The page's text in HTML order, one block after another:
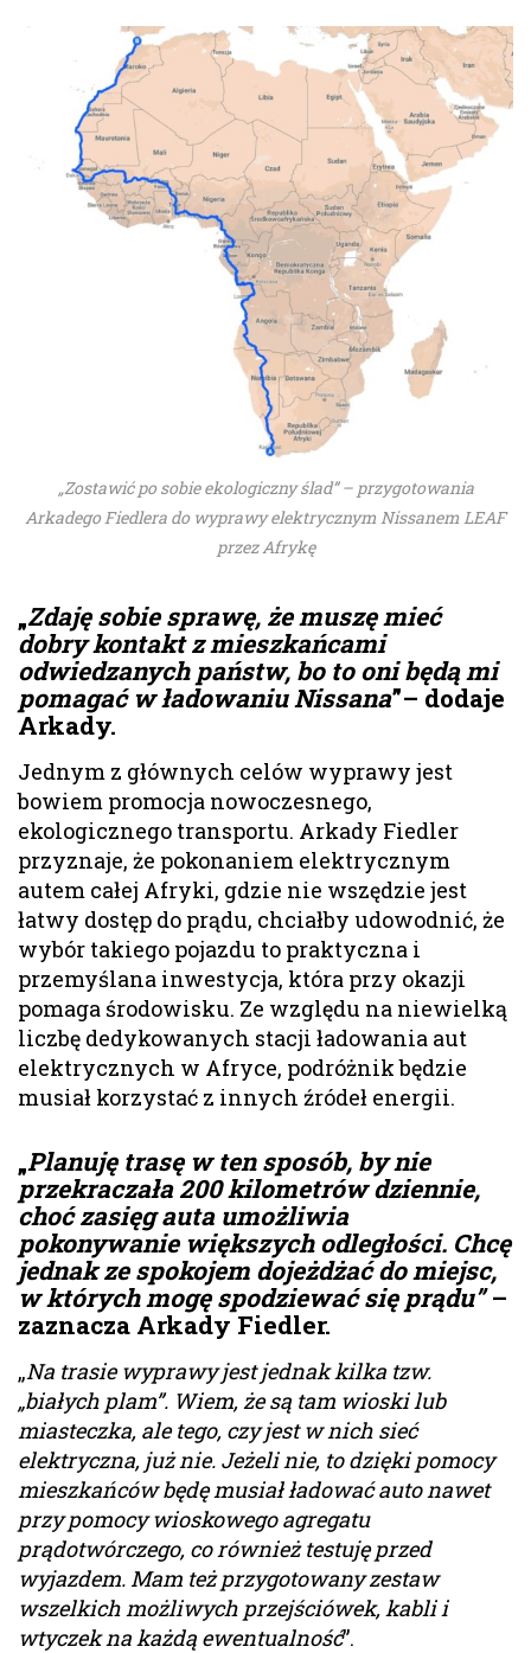
„Zostawić po sobie ekologiczny ślad” – przygotowania
Arkadego Fiedlera do wyprawy elektrycznym Nissanem LEAF
przez Afrykę
„Zdaję sobie sprawę, że muszę mieć
dobry kontakt z mieszkańcami
odwiedzanych państw, bo to oni będą mi
pomagać w ładowaniu Nissana”– dodaje
Arkady.
Jednym z głównych celów wyprawy jest
bowiem promocja nowoczesnego,
ekologicznego transportu. Arkady Fiedler
przyznaje, że pokonaniem elektrycznym
autem całej Afryki, gdzie nie wszędzie jest
łatwy dostęp do prądu, chciałby udowodnić, że
wybór takiego pojazdu to praktyczna i
przemyślana inwestycja, która przy okazji
pomaga środowisku. Ze względu na niewielką
liczbę dedykowanych stacji ładowania aut
elektrycznych w Afryce, podróżnik będzie
musiał korzystać z innych źródeł energii.
„Planuję trasę w ten sposób, by nie
przekraczała 200 kilometrów dziennie,
choć zasięg auta umożliwia
pokonywanie większych odległości. Chcę
jednak ze spokojem dojeżdżać do miejsc,
w których mogę spodziewać się prądu”–
zaznacza Arkady Fiedler.
„Na trasie wyprawy jest jednak kilka tzw.
„białych plam”. Wiem, że są tam wioski lub
miasteczka, ale tego, czy jest w nich sieć
elektryczna, już nie. Jeżeli nie, to dzięki pomocy
mieszkańców będę musiał ładować auto nawet
przy pomocy wioskowego agregatu
prądotwórczego, co również testuję przed
wyjazdem. Mam też przygotowany zestaw
wszelkich możliwych przejściówek, kabli i
wtyczek na każdą ewentualność”.